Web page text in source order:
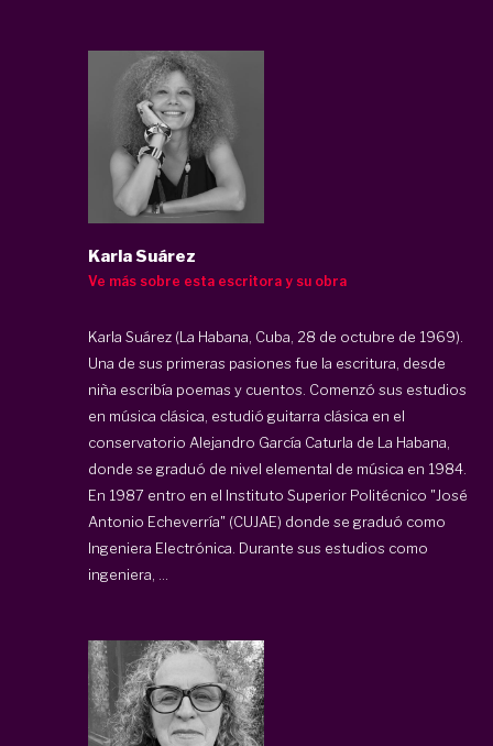
Karla Suárez
Ve más sobre esta escritora y su obra
Karla Suárez (La Habana, Cuba, 28 de octubre de 1969).
Una de sus primeras pasiones fue la escritura, desde
niña escribía poemas y cuentos. Comenzó sus estudios
en música clásica, estudió guitarra clásica en el
conservatorio Alejandro García Caturla de La Habana,
donde se graduó de nivel elemental de música en 1984.
En 1987 entro en el Instituto Superior Politécnico "José
Antonio Echeverría" (CUJAE) donde se graduó como
Ingeniera Electrónica. Durante sus estudios como
ingeniera, ...